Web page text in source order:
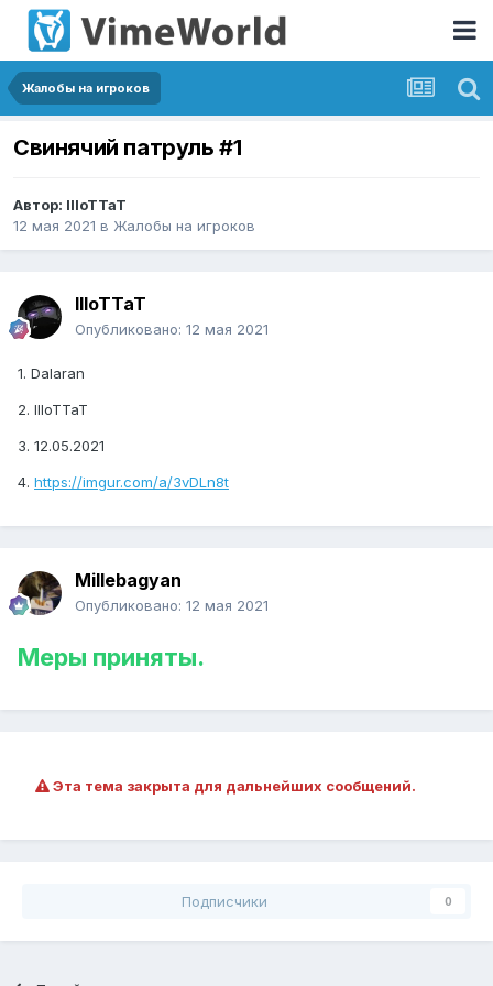
Жалобы на игроков
Свинячий патруль #1
Автор: IIIoTTaT
12 мая 2021 в Жалобы на игроков
IIIoTTaT
Опубликовано: 12 мая 2021
1. Dalaran
2. IIIoTTaT
3. 12.05.2021
4. https://imgur.com/a/3vDLn8t
Millebagyan
Опубликовано: 12 мая 2021
Меры приняты.
Эта тема закрыта для дальнейших сообщений.
Подписчики 0